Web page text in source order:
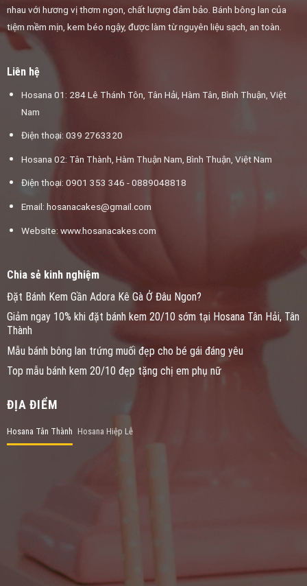
nhau với hương vị thơm ngon, chất lượng đảm bảo. Bánh bông lan của
tiệm mềm mịn, kem béo ngậy, được làm từ nguyên liệu sạch, an toàn.
Liên hệ
Hosana 01: 284 Lê Thánh Tôn, Tân Hải, Hàm Tân, Bình Thuận, Việt
Nam
Điện thoại: 039 2763320
Hosana 02: Tân Thành, Hàm Thuận Nam, Bình Thuận, Việt Nam
Điện thoại: 0901 353 346 - 0889048818
Email: hosanacakes@gmail.com
Website: www.hosanacakes.com
Chia sẻ kinh nghiệm
Đặt Bánh Kem Gần Adora Kê Gà Ở Đâu Ngon?
Giảm ngay 10% khi đặt bánh kem 20/10 sớm tại Hosana Tân Hải, Tân
Thành
Mẫu bánh bông lan trứng muối đẹp cho bé gái đáng yêu
Top mẫu bánh kem 20/10 đẹp tặng chị em phụ nữ
ĐỊA ĐIỂM
Hosana Tân Thành Hosana Hiệp Lễ